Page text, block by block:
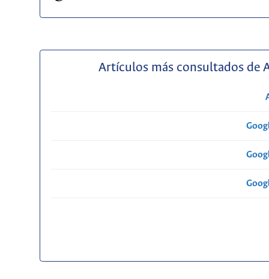
Artículos más consultados de